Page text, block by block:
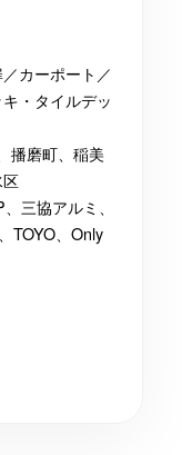
カーポート／
・タイルデッ
播磨町、稲美
三協アルミ、
TOYO、Only